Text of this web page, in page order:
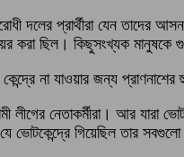
দলের প্রার্থীরা যেন
করা ছিল। কিছুসংখ্যক মানুষকে
কেন্দ্রে না যাওয়ার জন্য
লীগের নেতাকর্মীরা। আর যারা
ভোটকেন্দ্রে গিয়েছিল তার